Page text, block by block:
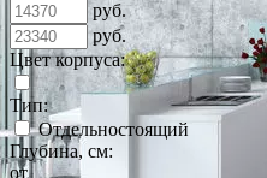
руб.
руб.
Цвет корпуса:
Тип:
Отдельностоящий
Глубина, см:
от